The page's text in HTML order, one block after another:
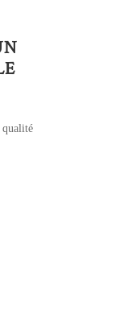
qualité